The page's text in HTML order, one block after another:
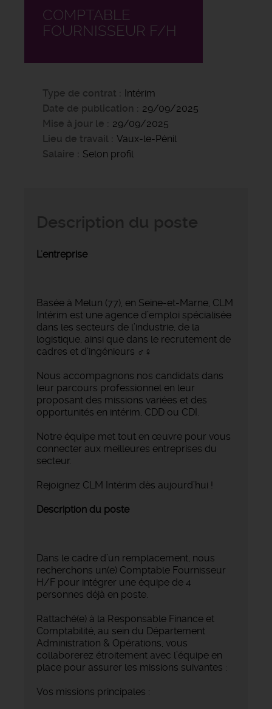
COMPTABLE
FOURNISSEUR F/H
Type de contrat
Intérim
Date de publication
29/09/2025
Mise à jour le
29/09/2025
Lieu de travail
Vaux-le-Pénil
Salaire
Selon profil
L'entreprise
Basée à Melun (77), en Seine-et-Marne, CLM
Intérim est une agence d’emploi spécialisée
dans les secteurs de l’industrie, de la
logistique, ainsi que dans le recrutement de
cadres et d’ingénieurs ‍♂️‍♀️
Nous accompagnons nos candidats dans
leur parcours professionnel en leur
proposant des missions variées et des
opportunités en intérim, CDD ou CDI.
Notre équipe met tout en œuvre pour vous
connecter aux meilleures entreprises du
secteur.
Rejoignez CLM Intérim dès aujourd’hui !
Description du poste
Dans le cadre d’un remplacement, nous
recherchons un(e) Comptable Fournisseur
H/F pour intégrer une équipe de 4
personnes déjà en poste.
Rattaché(e) à la Responsable Finance et
Comptabilité, au sein du Département
Administration & Opérations, vous
collaborerez étroitement avec l’équipe en
place pour assurer les missions suivantes :
Vos missions principales :